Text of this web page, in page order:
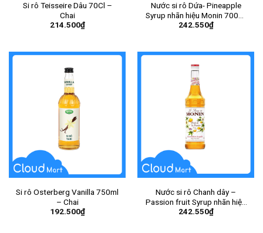
Si rô Teisseire Dâu 70Cl –
Chai
214.500₫
Nước si rô Dứa- Pineapple
Syrup nhãn hiệu Monin 700ml
– Chai
242.550₫
Si rô Osterberg Vanilla 750ml
– Chai
192.500₫
Nước si rô Chanh dây –
Passion fruit Syrup nhãn hiệu
Monin 700ml – Chai
242.550₫